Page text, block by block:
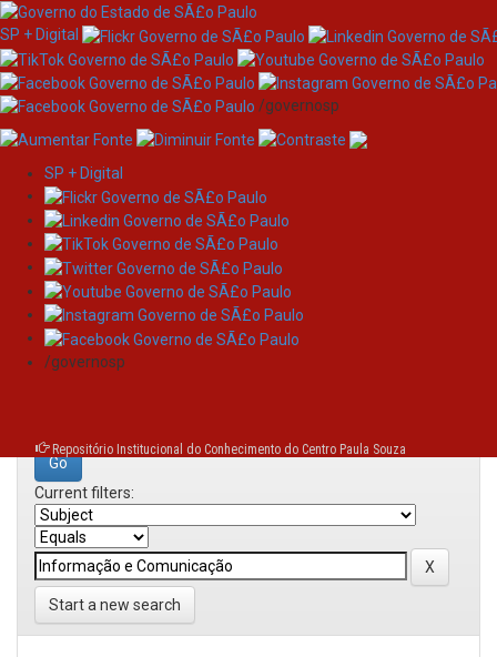
Skip
navigation
SP + Digital
/governosp
SP + Digital
/governosp
Repositório Institucional do Conhecimento do Centro Paula Souza
Search
Search:
Current filters:
Start a new search